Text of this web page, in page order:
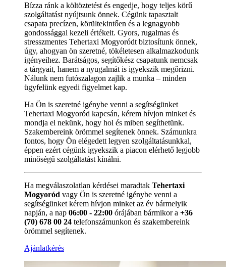
Bízza ránk a költöztetést és engedje, hogy teljes körű
szolgáltatást nyújtsunk önnek. Cégünk tapasztalt
csapata precízen, körültekintően és a legnagyobb
gondossággal kezeli értékeit. Gyors, rugalmas és
stresszmentes Tehertaxi Mogyoródt biztosítunk önnek,
úgy, ahogyan ön szeretné, tökéletesen alkalmazkodunk
igényeihez. Barátságos, segítőkész csapatunk nemcsak
a tárgyait, hanem a nyugalmát is igyekszik megőrizni.
Nálunk nem futószalagon zajlik a munka – minden
ügyfelünk egyedi figyelmet kap.
Ha Ön is szeretné igénybe venni a segítségünket
Tehertaxi Mogyoród kapcsán, kérem hívjon minket és
mondja el nekünk, hogy hol és miben segíthetünk.
Szakembereink örömmel segítenek önnek. Számunkra
fontos, hogy Ön elégedett legyen szolgáltatásunkkal,
éppen ezért cégünk igyekszik a piacon elérhető legjobb
minőségű szolgáltatást kínálni.
Ha megválaszolatlan kérdései maradtak Tehertaxi
Mogyoród vagy Ön is szeretné igénybe venni a
segítségünket kérem hívjon minket az év bármelyik
napján, a nap 06:00 - 22:00 órájában bármikor a +36
(70) 678 00 24 telefonszámunkon és szakembereink
örömmel segítenek.
Ajánlatkérés